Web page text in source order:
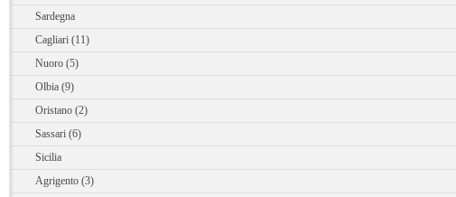
Sardegna
Cagliari (11)
Nuoro (5)
Olbia (9)
Oristano (2)
Sassari (6)
Sicilia
Agrigento (3)